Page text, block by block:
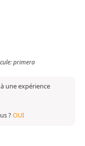
primera
une expérience
?OUI